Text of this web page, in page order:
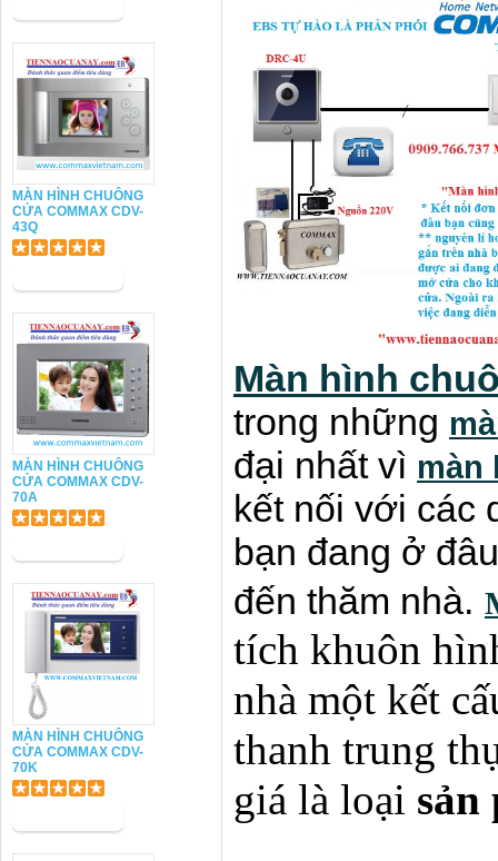
MÀN HÌNH CHUÔNG
CỬA COMMAX CDV-
43Q
MÀN HÌNH CHUÔNG
CỬA COMMAX CDV-
70A
MÀN HÌNH CHUÔNG
CỬA COMMAX CDV-
70K
Màn hình
trong những
đại nhất vì màn
kết nối với các
bạn đang ở
đến thăm nhà.
tích khuôn
nhà một kết
thanh trung
giá là loại sản